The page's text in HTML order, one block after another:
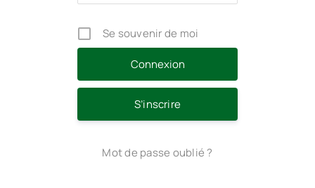
Se souvenir de moi
S’inscrire
Mot de passe oublié ?